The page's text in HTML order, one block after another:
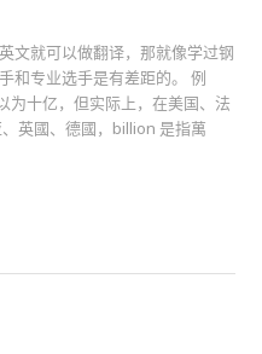
文就可以做翻译，那就像学过钢
和专业选手是有差距的。 例
为十亿，但实际上，在美国、法
英國、德國，billion 是指萬